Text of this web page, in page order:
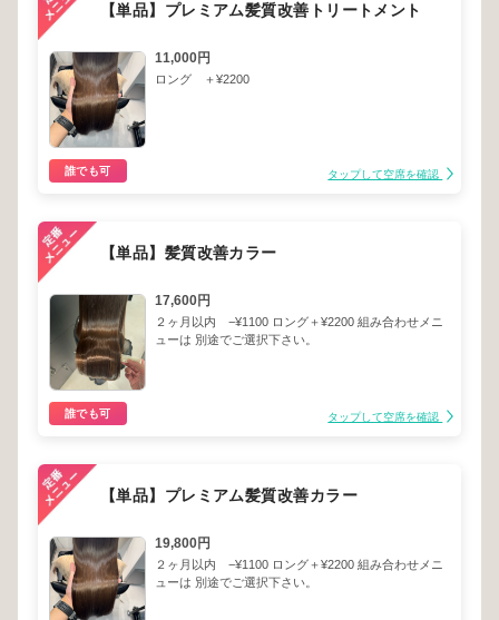
【単品】プレミアム髪質改善トリートメント
11,000円
ロング ＋¥2200
誰でも可 タップして空席を確認
【単品】髪質改善カラー
17,600円
２ヶ月以内 −¥1100 ロング＋¥2200 組み合わせメニ
ューは 別途でご選択下さい。
誰でも可 タップして空席を確認
【単品】プレミアム髪質改善カラー
19,800円
２ヶ月以内 −¥1100 ロング＋¥2200 組み合わせメニ
ューは 別途でご選択下さい。